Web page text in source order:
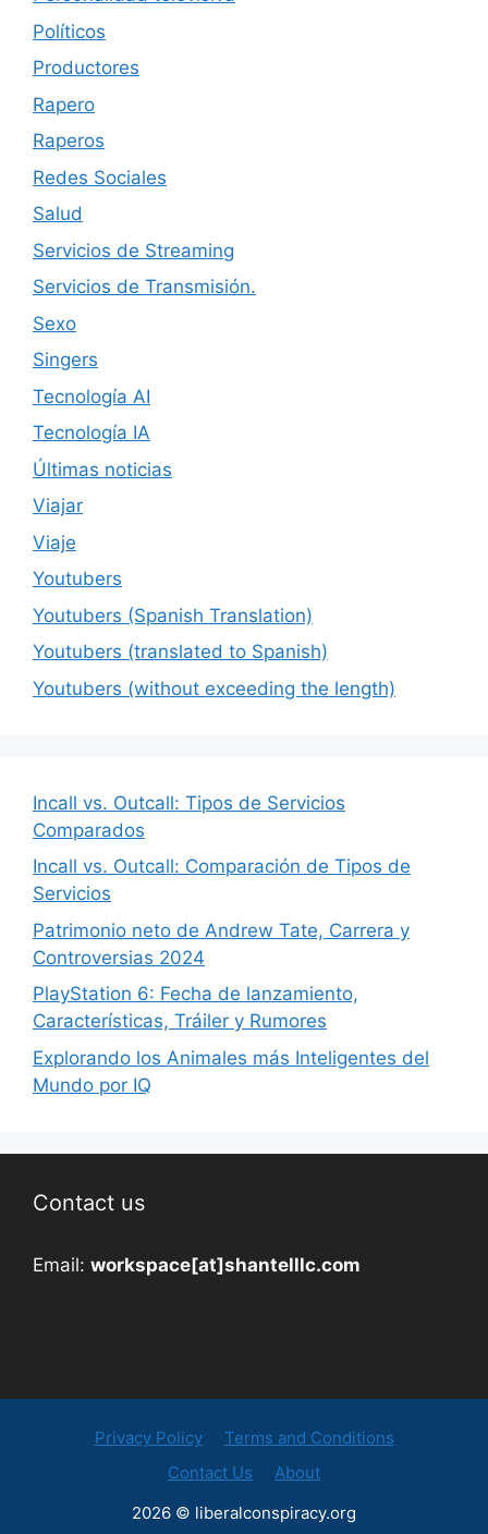
Políticos
Productores
Rapero
Raperos
Redes Sociales
Salud
Servicios de Streaming
Servicios de Transmisión.
Sexo
Singers
Tecnología AI
Tecnología IA
Últimas noticias
Viajar
Viaje
Youtubers
Youtubers (Spanish Translation)
Youtubers (translated to Spanish)
Youtubers (without exceeding the length)
Incall vs. Outcall: Tipos de Servicios
Comparados
Incall vs. Outcall: Comparación de Tipos de
Servicios
Patrimonio neto de Andrew Tate, Carrera y
Controversias 2024
PlayStation 6: Fecha de lanzamiento,
Características, Tráiler y Rumores
Explorando los Animales más Inteligentes del
Mundo por IQ
Contact us
Email: workspace[at]shantelllc.com
Privacy Policy
Terms and Conditions
Contact Us
About
2026 © liberalconspiracy.org